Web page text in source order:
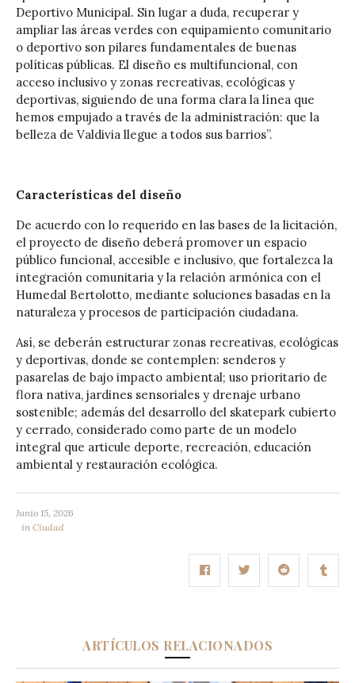
Deportivo Municipal. Sin lugar a duda, recuperar y
ampliar las áreas verdes con equipamiento comunitario
o deportivo son pilares fundamentales de buenas
políticas públicas. El diseño es multifuncional, con
acceso inclusivo y zonas recreativas, ecológicas y
deportivas, siguiendo de una forma clara la línea que
hemos empujado a través de la administración: que la
belleza de Valdivia llegue a todos sus barrios”.
Características del diseño
De acuerdo con lo requerido en las bases de la licitación,
el proyecto de diseño deberá promover un espacio
público funcional, accesible e inclusivo, que fortalezca la
integración comunitaria y la relación armónica con el
Humedal Bertolotto, mediante soluciones basadas en la
naturaleza y procesos de participación ciudadana.
Así, se deberán estructurar zonas recreativas, ecológicas
y deportivas, donde se contemplen: senderos y
pasarelas de bajo impacto ambiental; uso prioritario de
flora nativa, jardines sensoriales y drenaje urbano
sostenible; además del desarrollo del skatepark cubierto
y cerrado, considerado como parte de un modelo
integral que articule deporte, recreación, educación
ambiental y restauración ecológica.
Junio 15, 2026
in Ciudad
ARTÍCULOS RELACIONADOS